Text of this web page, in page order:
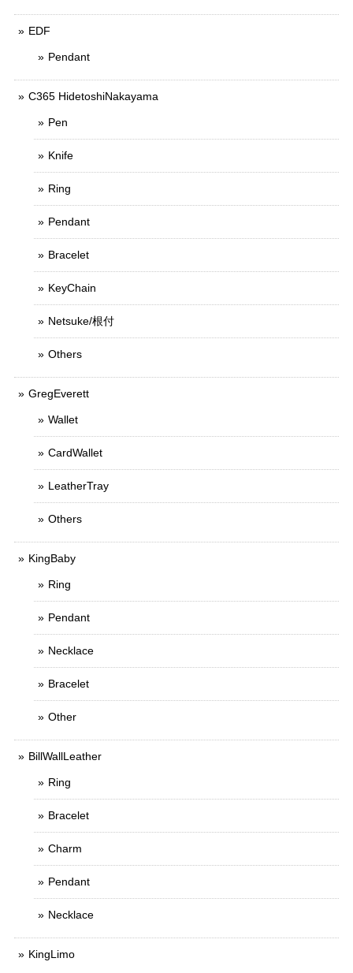
EDF
Pendant
C365 HidetoshiNakayama
Pen
Knife
Ring
Pendant
Bracelet
KeyChain
Netsuke/根付
Others
GregEverett
Wallet
CardWallet
LeatherTray
Others
KingBaby
Ring
Pendant
Necklace
Bracelet
Other
BillWallLeather
Ring
Bracelet
Charm
Pendant
Necklace
KingLimo